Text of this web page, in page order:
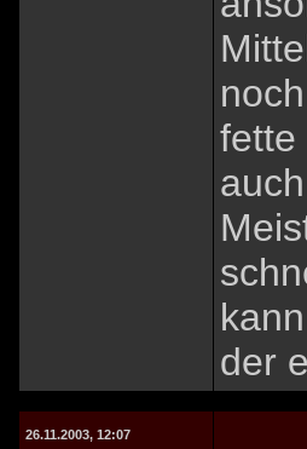
fette
der
26.11.2003, 12:07